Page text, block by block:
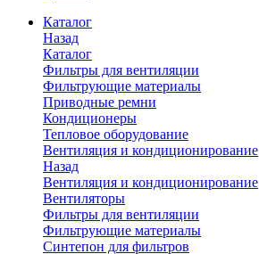
Каталог
Назад
Каталог
Фильтры для вентиляции
Фильтрующие материалы
Приводные ремни
Кондиционеры
Тепловое оборудование
Вентиляция и кондиционирование
Назад
Вентиляция и кондиционирование
Вентиляторы
Фильтры для вентиляции
Фильтрующие материалы
Синтепон для фильтров